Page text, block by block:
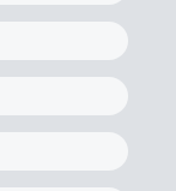
用について
学生
で学ぶ)